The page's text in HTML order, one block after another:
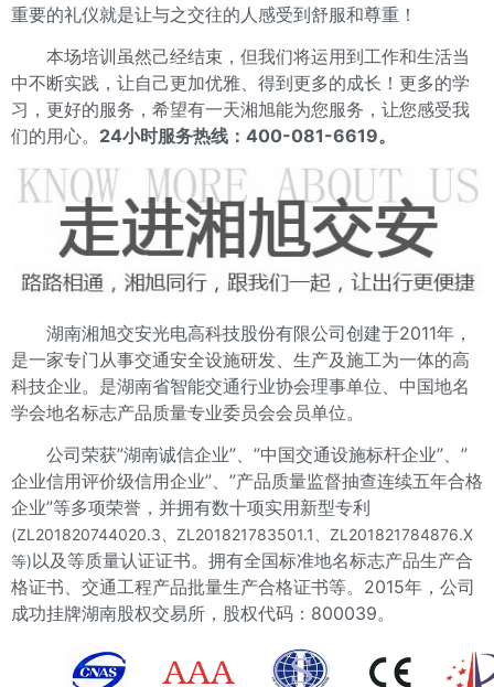
重要的礼仪就是让与之交往的人感受到舒服和尊重！
本场培训虽然己经结束，但我们将运用到工作和生活当
中不断实践，让自己更加优雅、得到更多的成长！更多的学
习，更好的服务，希望有一天湘旭能为您服务，让您感受我
们的用心。 24小时服务热线：400-081-6619。
湖南湘旭交安光电高科技股份有限公司创建于2011年，
是一家专门从事交通安全设施研发、生产及施工为一体的高
科技企业。是湖南省智能交通行业协会理事单位、中国地名
学会地名标志产品质量专业委员会会员单位。
公司荣获”湖南诚信企业”、”中国交通设施标杆企业”、”
企业信用评价级信用企业”、”产品质量监督抽查连续五年合格
企业”等多项荣誉，并拥有数十项实用新型专利
(ZL201820744020.3、ZL201821783501.1、ZL201821784876.X
等)以及等质量认证证书。拥有全国标准地名标志产品生产合
格证书、交通工程产品批量生产合格证书等。2015年，公司
成功挂牌湖南股权交易所，股权代码：800039。